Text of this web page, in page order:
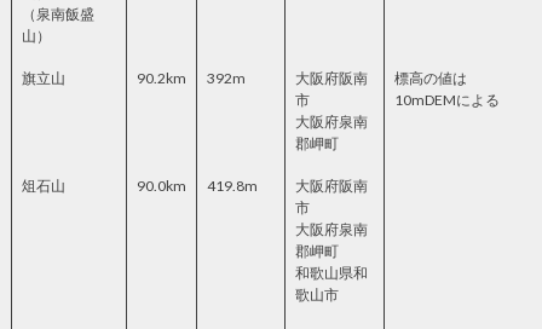
（泉南飯盛
山）
旗立山 90.2km 392m
大阪府阪南
市
大阪府泉南
郡岬町
標高の値は
10mDEMによる
俎石山 90.0km 419.8m
大阪府阪南
市
大阪府泉南
郡岬町
和歌山県和
歌山市